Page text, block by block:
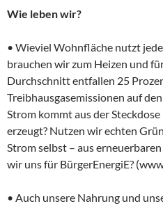
Wie leben wir?
• Wieviel Wohnfläche nutzt
brauchen wir zum Heizen und
Durchschnitt entfallen 25
Treibhausgasemissionen auf
Strom kommt aus der
erzeugt? Nutzen wir echten
Strom selbst – aus
wir uns für BürgerEnergiE?
• Auch unsere Nahrung und